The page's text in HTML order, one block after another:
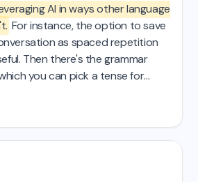
AI in ways other language
For instance, the option to save
as spaced repetition
Then there's the grammar
you can pick a tense for
These are just 2 examples
for that I just couldnt find in the
If you're passionate about
is definitely for you.